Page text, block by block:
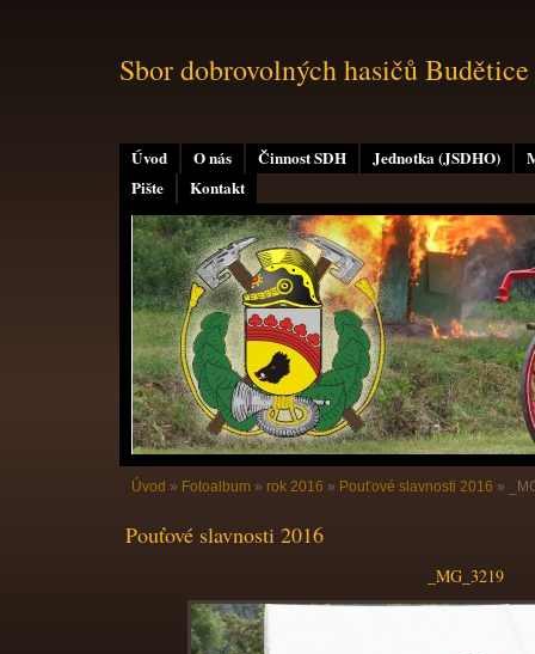
Úvod O nás Činnost SDH Jednotka (JSDHO)
Pište
Kontakt
Sbor dobrovolných hasičů Budětice
Úvod » Fotoalbum » rok 2016 » Pouťové slavnosti 2016 »
Pouťové slavnosti 2016
_MG_3219